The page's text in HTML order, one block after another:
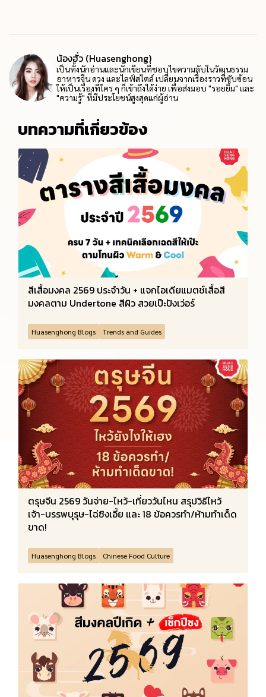
น้องฮั่ว (Huasenghong)
เป็นทั้งนักอ่านและนักเขียนที่ชอบไขความลับในวัฒนธรรม
อาหารจีน ดวง และไลฟ์สไตล์ เปลี่ยนจากเรื่องราวที่ซับซ้อน
ให้เป็นเรื่องที่ใคร ๆ ก็เข้าถึงได้ง่าย เพื่อส่งมอบ "รอยยิ้ม" และ
"ความรู้" ที่มีประโยชน์สูงสุดแก่ผู้อ่าน
บทความที่เกี่ยวข้อง
สีเสื้อมงคล 2569 ประจำวัน + แจกไอเดียแมตช์เสื้อสี
มงคลตาม Undertone สีผิว สวยเป๊ะปังเว่อร์
Huasenghong Blogs Trends and Guides
ตรุษจีน 2569 วันจ่าย-ไหว้-เที่ยววันไหน สรุปวิธีไหว้
เจ้า-บรรพบุรุษ-ไฉ่ซิงเอี้ย และ 18 ข้อควรทำ/ห้ามทำเด็ด
ขาด!
Huasenghong Blogs Chinese Food Culture